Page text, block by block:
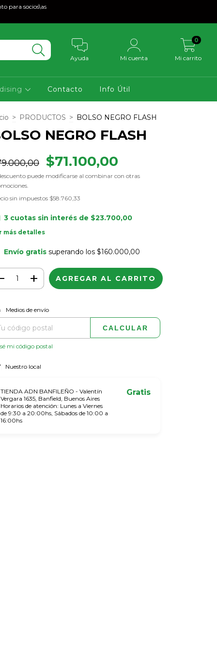
para socios\as
Ayuda Mi cuenta Mi carrito
0
Contacto Info Útil
> PRODUCTOS > BOLSO NEGRO FLASH
NEGRO FLASH
$71.100,00
puede modificarse al combinar con otras
sin impuestos $58.760,33
3 cuotas sin interés de $23.700,00
más detalles
Envío gratis superando los $160.000,00
para el CP:
Medios de envío
CALCULAR
mi código postal
Nuestro local
TIENDA ADN BANFILEÑO - Valentín
Vergara 1635, Banfield, Buenos Aires
Horarios de atención: Lunes a Viernes
de 9:30 a 20:00hs, Sábados de 10:00 a
16:00hs
Gratis